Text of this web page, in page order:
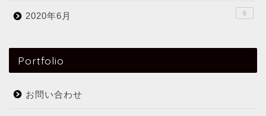
2020年6月 6
Portfolio
お問い合わせ